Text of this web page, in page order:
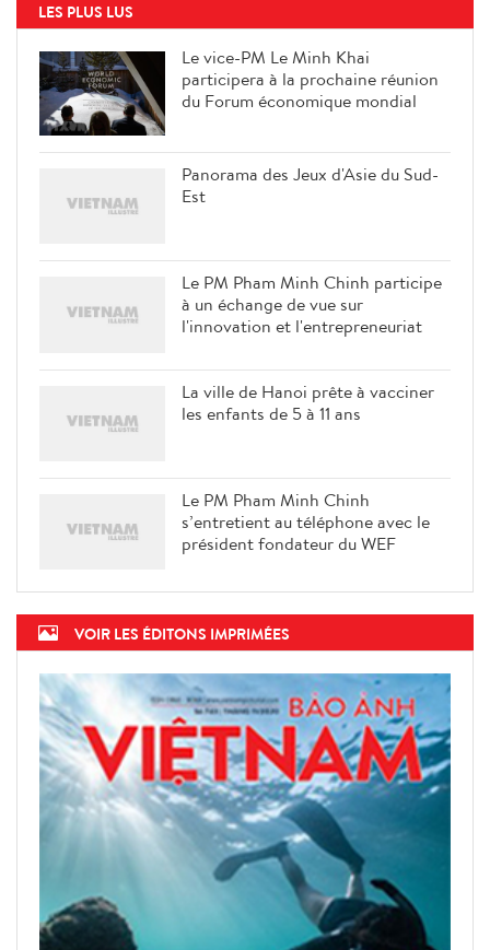
LES PLUS LUS
Le vice-PM Le Minh Khai
participera à la prochaine réunion
du Forum économique mondial
Panorama des Jeux d'Asie du Sud-
Est
Le PM Pham Minh Chinh participe
à un échange de vue sur
l'innovation et l'entrepreneuriat
La ville de Hanoi prête à vacciner
les enfants de 5 à 11 ans
Le PM Pham Minh Chinh
s’entretient au téléphone avec le
président fondateur du WEF
VOIR LES ÉDITONS IMPRIMÉES